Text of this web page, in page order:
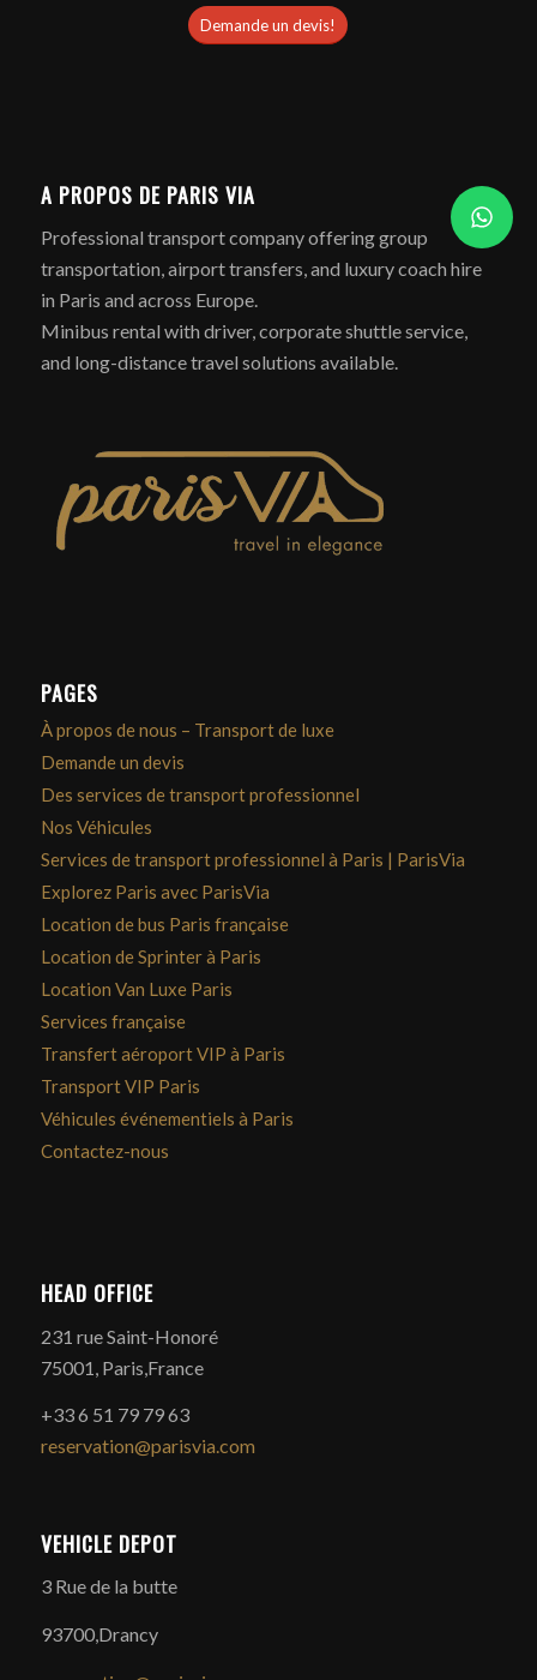
Demande un devis!
A PROPOS DE PARIS VIA
Professional transport company offering group
transportation, airport transfers, and luxury coach hire
in Paris and across Europe.
Minibus rental with driver, corporate shuttle service,
and long-distance travel solutions available.
PAGES
À propos de nous – Transport de luxe
Demande un devis
Des services de transport professionnel
Nos Véhicules
Services de transport professionnel à Paris | ParisVia
Explorez Paris avec ParisVia
Location de bus Paris française
Location de Sprinter à Paris
Location Van Luxe Paris
Services française
Transfert aéroport VIP à Paris
Transport VIP Paris
Véhicules événementiels à Paris
Contactez-nous
HEAD OFFICE
231 rue Saint-Honoré
75001, Paris,France
+33 6 51 79 79 63
reservation@parisvia.com
VEHICLE DEPOT
3 Rue de la butte
93700,Drancy